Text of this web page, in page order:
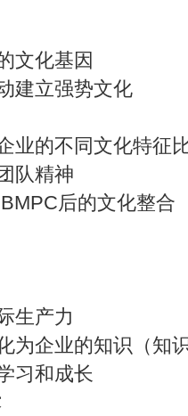
文化基因
建立强势文化
业的不同文化特征
队精神
后的文化整合
生产力
为企业的知识（知
习和成长